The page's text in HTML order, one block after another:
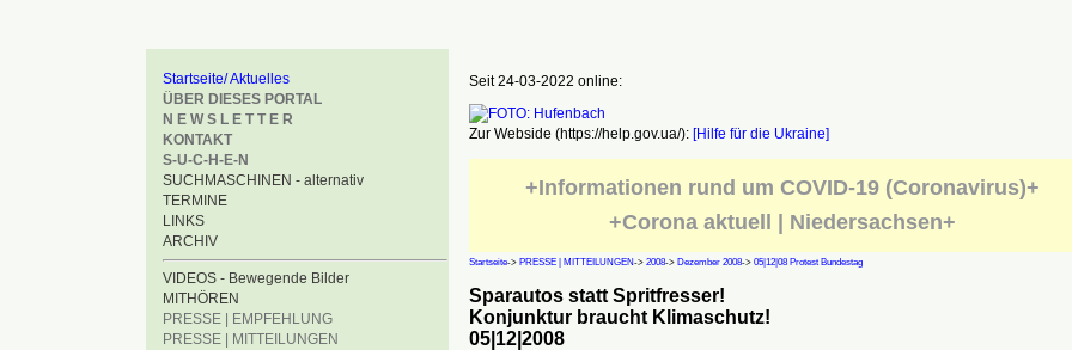
Startseite/ Aktuelles
ÜBER DIESES PORTAL
N E W S L E T T E R
KONTAKT
S-U-C-H-E-N
SUCHMASCHINEN - alternativ
TERMINE
LINKS
ARCHIV
VIDEOS - Bewegende Bilder
MITHÖREN
PRESSE | EMPFEHLUNG
PRESSE | MITTEILUNGEN
Seit 24-03-2022 online:
Zur Webside (https://help.gov.ua/): [Hilfe für die Ukraine]
+Informationen rund um COVID-19 (Coronavirus)+
+Corona aktuell | Niedersachsen+
Startseite-> PRESSE | MITTEILUNGEN-> 2008-> Dezember 2008-> 05|12|08 Protest Bundestag
Sparautos statt Spritfresser!
Konjunktur braucht Klimaschutz!
05|12|2008